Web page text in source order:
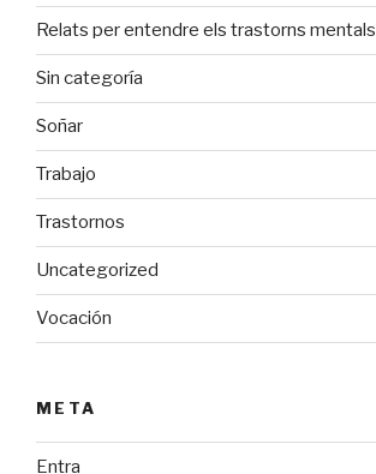
Relats per entendre els trastorns mentals
Sin categoría
Soñar
Trabajo
Trastornos
Uncategorized
Vocación
META
Entra